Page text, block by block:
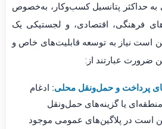
به حداکثر پتانسیل کسب‌وکار، به‌خصوص
فرهنگی، اقتصادی، و لجستیکی یک
است نیاز به توسعه قابلیت‌های خاص و
ضرورت عبارتند از:
پرداخت و حمل‌ونقل محلی: ادغام
یا گزینه‌های حمل‌ونقل
است در پلاگین‌های عمومی موجود